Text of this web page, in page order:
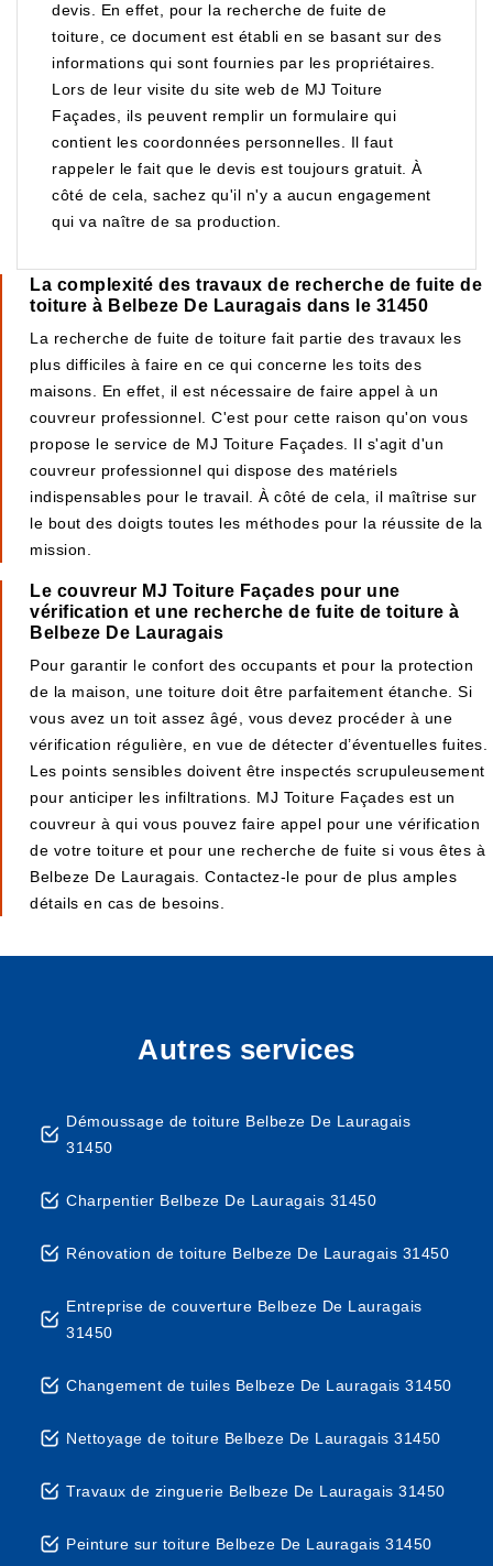
devis. En effet, pour la recherche de fuite de
toiture, ce document est établi en se basant sur des
informations qui sont fournies par les propriétaires.
Lors de leur visite du site web de MJ Toiture
Façades, ils peuvent remplir un formulaire qui
contient les coordonnées personnelles. Il faut
rappeler le fait que le devis est toujours gratuit. À
côté de cela, sachez qu'il n'y a aucun engagement
qui va naître de sa production.
La complexité des travaux de recherche de fuite de
toiture à Belbeze De Lauragais dans le 31450
La recherche de fuite de toiture fait partie des travaux les
plus difficiles à faire en ce qui concerne les toits des
maisons. En effet, il est nécessaire de faire appel à un
couvreur professionnel. C'est pour cette raison qu'on vous
propose le service de MJ Toiture Façades. Il s'agit d'un
couvreur professionnel qui dispose des matériels
indispensables pour le travail. À côté de cela, il maîtrise sur
le bout des doigts toutes les méthodes pour la réussite de la
mission.
Le couvreur MJ Toiture Façades pour une
vérification et une recherche de fuite de toiture à
Belbeze De Lauragais
Pour garantir le confort des occupants et pour la protection
de la maison, une toiture doit être parfaitement étanche. Si
vous avez un toit assez âgé, vous devez procéder à une
vérification régulière, en vue de détecter d’éventuelles fuites.
Les points sensibles doivent être inspectés scrupuleusement
pour anticiper les infiltrations. MJ Toiture Façades est un
couvreur à qui vous pouvez faire appel pour une vérification
de votre toiture et pour une recherche de fuite si vous êtes à
Belbeze De Lauragais. Contactez-le pour de plus amples
détails en cas de besoins.
Autres services
Démoussage de toiture Belbeze De Lauragais
31450
Charpentier Belbeze De Lauragais 31450
Rénovation de toiture Belbeze De Lauragais 31450
Entreprise de couverture Belbeze De Lauragais
31450
Changement de tuiles Belbeze De Lauragais 31450
Nettoyage de toiture Belbeze De Lauragais 31450
Travaux de zinguerie Belbeze De Lauragais 31450
Peinture sur toiture Belbeze De Lauragais 31450